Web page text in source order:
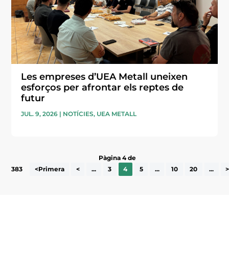
Les empreses d’UEA Metall uneixen
esforços per afrontar els reptes de
futur
JUL. 9, 2026 | NOTÍCIES, UEA METALL
Pàgina 4 de
383
<Primera < ... 3 4 5 ... 10 20 ... >